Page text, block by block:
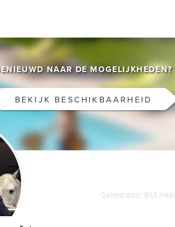
NAAR DE MOGELIJKHEDEN?
BEKIJK BESCHIKBAARHEID
Gehost door B&S